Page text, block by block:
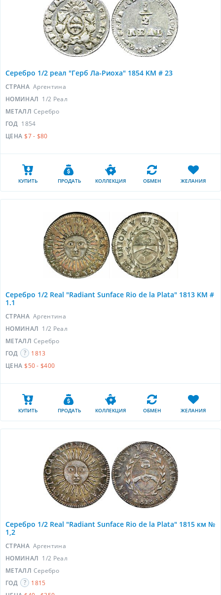
Серебро 1/2 реал "Герб Ла-Риоха" 1854 KM # 23
СТРАНА Аргентина
НОМИНАЛ 1/2 Реал
МЕТАЛЛ Серебро
ГОД 1854
ЦЕНА $7 - $80
КУПИТЬ ПРОДАТЬ КОЛЛЕКЦИЯ ОБМЕН ЖЕЛАНИЯ
Серебро 1/2 Real "Radiant Sunface Rio de la Plata" 1813 KM #
1.1
СТРАНА Аргентина
НОМИНАЛ 1/2 Реал
МЕТАЛЛ Серебро
ГОД
1813
ЦЕНА $50 - $400
КУПИТЬ ПРОДАТЬ КОЛЛЕКЦИЯ ОБМЕН ЖЕЛАНИЯ
Серебро 1/2 Real "Radiant Sunface Rio de la Plata" 1815 км №
1,2
СТРАНА Аргентина
НОМИНАЛ 1/2 Реал
МЕТАЛЛ Серебро
ГОД
1815